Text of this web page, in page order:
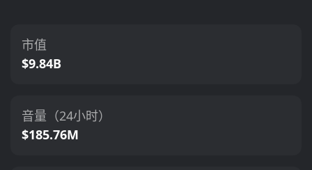
市值
$9.84B
音量（24小时）
$185.76M